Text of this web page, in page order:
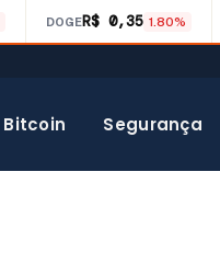
DOGER$ 0,35 1.80%
Bitcoin Segurança